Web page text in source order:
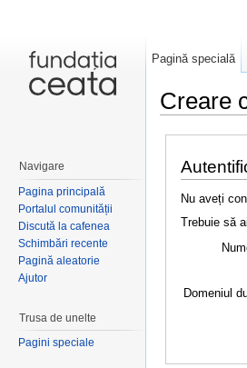
Creare
Nu aveți
Trebuie să
Domeniul
Pagină specială
Navigare
Pagina principală
Portalul comunității
Discută la cafenea
Schimbări recente
Pagină aleatorie
Ajutor
Trusa de unelte
Pagini speciale